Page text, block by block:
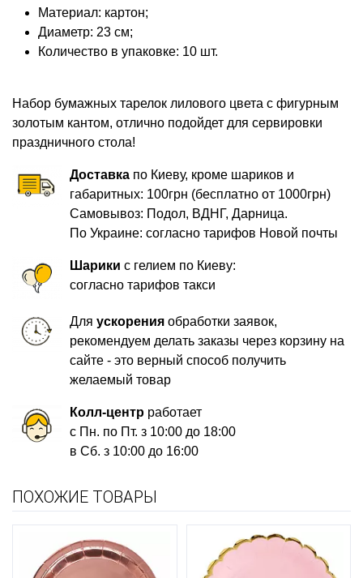
Материал: картон;
Диаметр: 23 см;
Количество в упаковке: 10 шт.
Набор бумажных тарелок лилового цвета с фигурным
золотым кантом, отлично подойдет для сервировки
праздничного стола!
Доставка по Киеву, кроме шариков и
габаритных: 100грн (бесплатно от 1000грн)
Самовывоз: Подол, ВДНГ, Дарница.
По Украине: согласно тарифов Новой почты
Шарики с гелием по Киеву:
согласно тарифов такси
Дляускорения обработки заявок,
рекомендуем делать заказы через корзину на
сайте - это верный способ получить
желаемый товар
Колл-центр работает
с Пн. по Пт. з 10:00 до 18:00
в Сб. з 10:00 до 16:00
ПОХОЖИЕ ТОВАРЫ